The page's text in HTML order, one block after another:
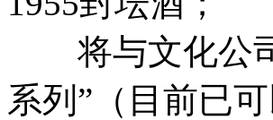
将与文化公司
系列”（目前已